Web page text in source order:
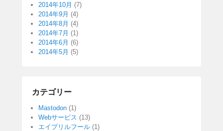
2014年10月 (7)
2014年9月 (4)
2014年8月 (4)
2014年7月 (1)
2014年6月 (6)
2014年5月 (5)
カテゴリー
Mastodon (1)
Webサービス (13)
エイプリルフール (1)